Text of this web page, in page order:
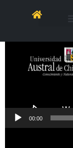
Reproductor
00:00